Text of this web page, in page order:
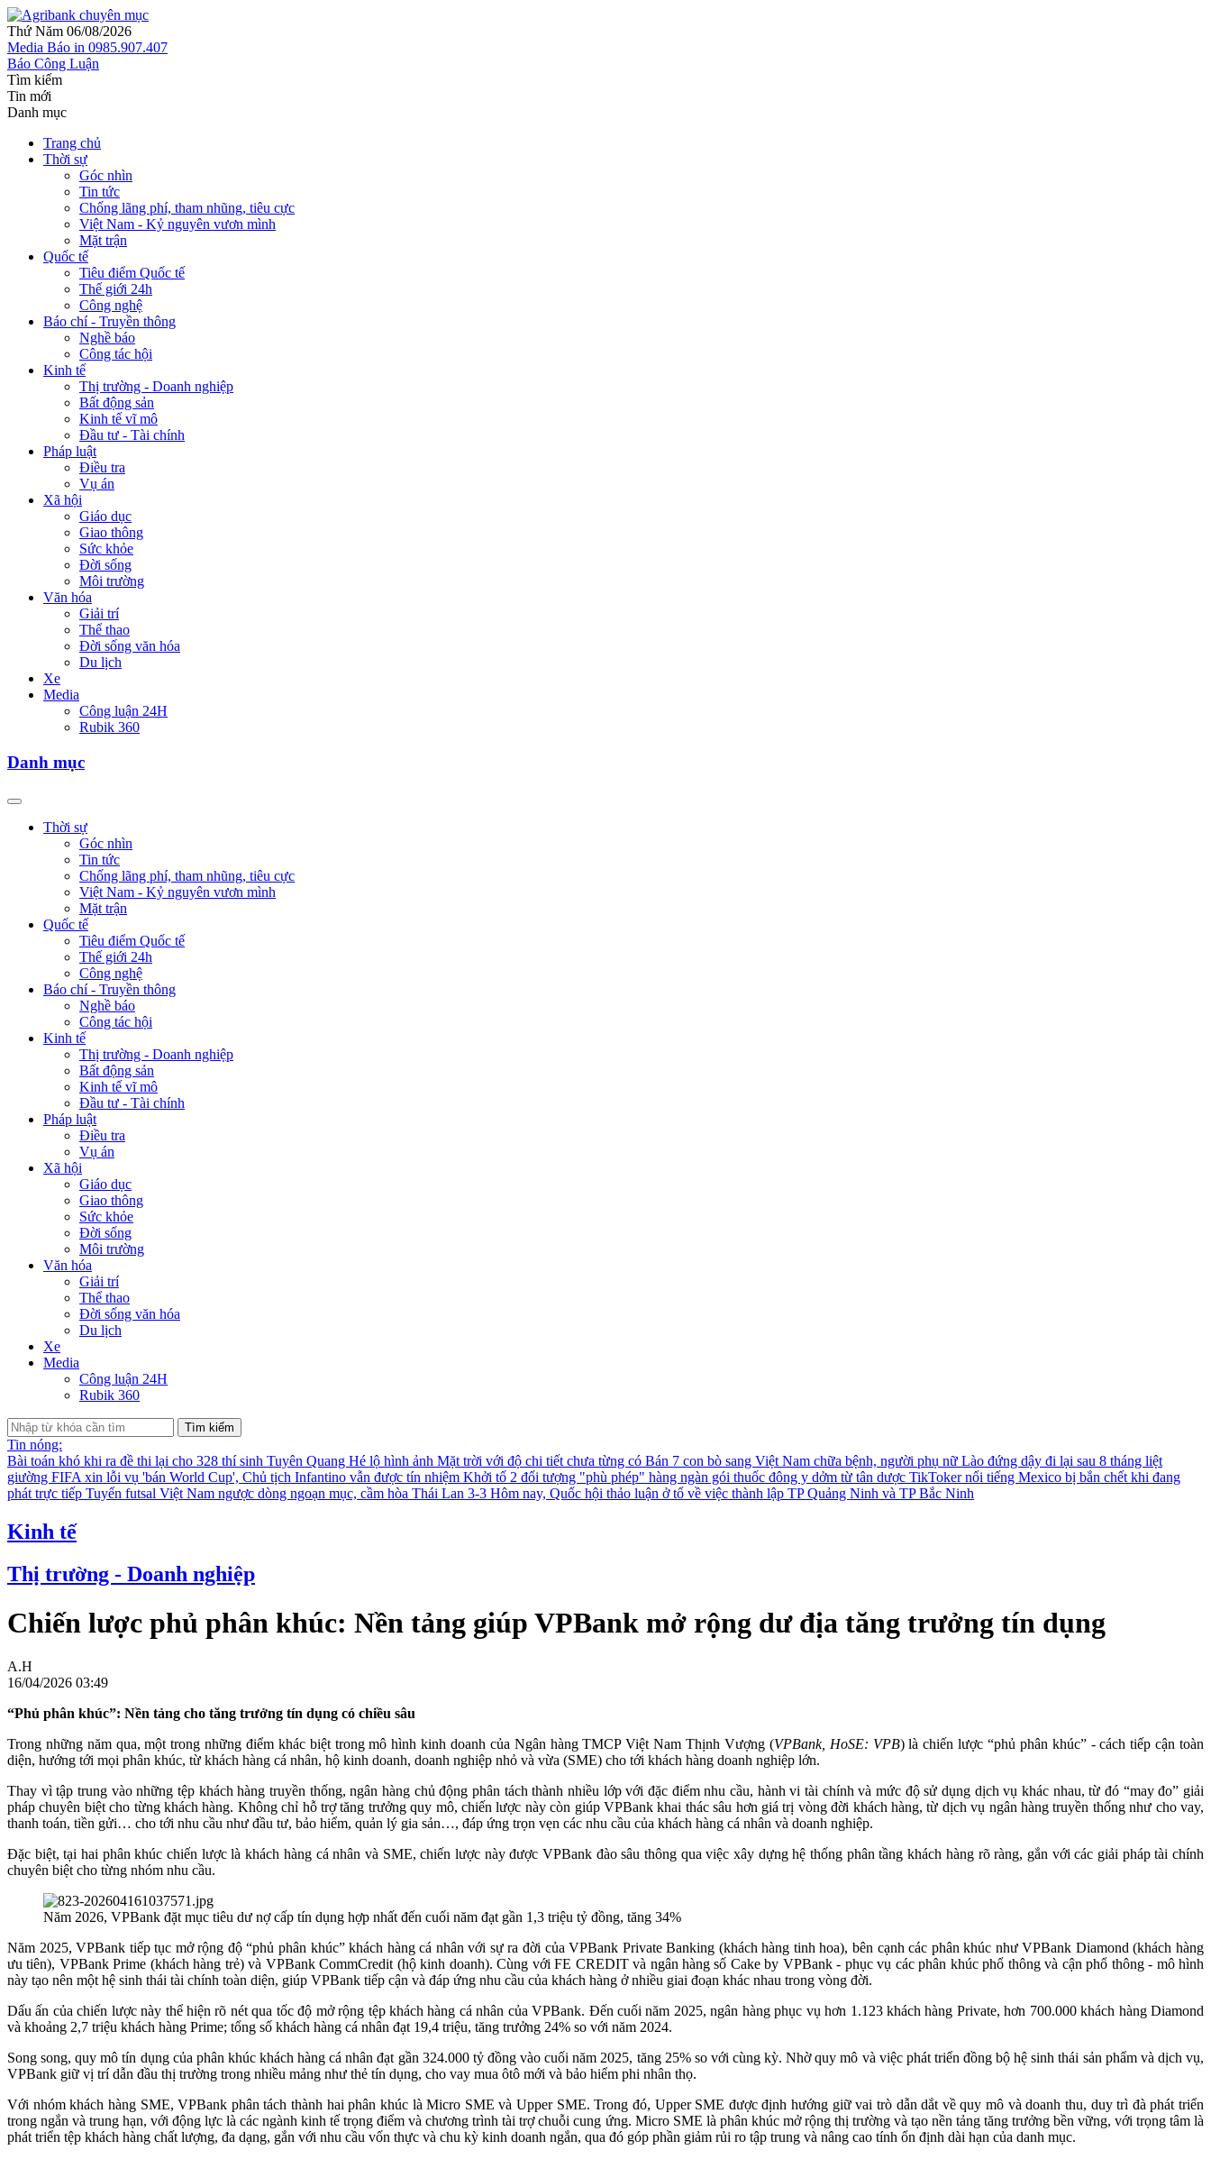
Thứ Năm 06/08/2026
Media Báo in 0985.907.407
Báo Công Luận
Tìm kiếm
Tin mới
Danh mục
Trang chủ
Thời sự
Góc nhìn
Tin tức
Chống lãng phí, tham nhũng, tiêu cực
Việt Nam - Kỷ nguyên vươn mình
Mặt trận
Quốc tế
Tiêu điểm Quốc tế
Thế giới 24h
Công nghệ
Báo chí - Truyền thông
Nghề báo
Công tác hội
Kinh tế
Thị trường - Doanh nghiệp
Bất động sản
Kinh tế vĩ mô
Đầu tư - Tài chính
Pháp luật
Điều tra
Vụ án
Xã hội
Giáo dục
Giao thông
Sức khỏe
Đời sống
Môi trường
Văn hóa
Giải trí
Thể thao
Đời sống văn hóa
Du lịch
Xe
Media
Công luận 24H
Rubik 360
Danh mục
Thời sự
Góc nhìn
Tin tức
Chống lãng phí, tham nhũng, tiêu cực
Việt Nam - Kỷ nguyên vươn mình
Mặt trận
Quốc tế
Tiêu điểm Quốc tế
Thế giới 24h
Công nghệ
Báo chí - Truyền thông
Nghề báo
Công tác hội
Kinh tế
Thị trường - Doanh nghiệp
Bất động sản
Kinh tế vĩ mô
Đầu tư - Tài chính
Pháp luật
Điều tra
Vụ án
Xã hội
Giáo dục
Giao thông
Sức khỏe
Đời sống
Môi trường
Văn hóa
Giải trí
Thể thao
Đời sống văn hóa
Du lịch
Xe
Media
Công luận 24H
Rubik 360
Tìm kiếm
Tin nóng:
Bài toán khó khi ra đề thi lại cho 328 thí sinh Tuyên Quang Hé lộ hình ảnh Mặt trời với độ chi tiết chưa từng có Bán 7 con bò sang Việt Nam chữa bệnh, người phụ nữ Lào đứng dậy đi lại sau 8 tháng liệt
giường FIFA xin lỗi vụ 'bán World Cup', Chủ tịch Infantino vẫn được tín nhiệm Khởi tố 2 đối tượng "phù phép" hàng ngàn gói thuốc đông y dởm từ tân dược TikToker nổi tiếng Mexico bị bắn chết khi đang
phát trực tiếp Tuyển futsal Việt Nam ngược dòng ngoạn mục, cầm hòa Thái Lan 3-3 Hôm nay, Quốc hội thảo luận ở tổ về việc thành lập TP Quảng Ninh và TP Bắc Ninh
Kinh tế
Thị trường - Doanh nghiệp
Chiến lược phủ phân khúc: Nền tảng giúp VPBank mở rộng dư địa tăng trưởng tín dụng
A.H
16/04/2026 03:49
“Phủ phân khúc”: Nền tảng cho tăng trưởng tín dụng có chiều sâu
Trong những năm qua, một trong những điểm khác biệt trong mô hình kinh doanh của Ngân hàng TMCP Việt Nam Thịnh Vượng (VPBank, HoSE: VPB) là chiến lược “phủ phân khúc” - cách tiếp cận toàn
diện, hướng tới mọi phân khúc, từ khách hàng cá nhân, hộ kinh doanh, doanh nghiệp nhỏ và vừa (SME) cho tới khách hàng doanh nghiệp lớn.
Thay vì tập trung vào những tệp khách hàng truyền thống, ngân hàng chủ động phân tách thành nhiều lớp với đặc điểm nhu cầu, hành vi tài chính và mức độ sử dụng dịch vụ khác nhau, từ đó “may đo” giải
pháp chuyên biệt cho từng khách hàng. Không chỉ hỗ trợ tăng trưởng quy mô, chiến lược này còn giúp VPBank khai thác sâu hơn giá trị vòng đời khách hàng, từ dịch vụ ngân hàng truyền thống như cho vay,
thanh toán, tiền gửi… cho tới nhu cầu như đầu tư, bảo hiểm, quản lý gia sản…, đáp ứng trọn vẹn các nhu cầu của khách hàng cá nhân và doanh nghiệp.
Đặc biệt, tại hai phân khúc chiến lược là khách hàng cá nhân và SME, chiến lược này được VPBank đào sâu thông qua việc xây dựng hệ thống phân tầng khách hàng rõ ràng, gắn với các giải pháp tài chính
chuyên biệt cho từng nhóm nhu cầu.
Năm 2026, VPBank đặt mục tiêu dư nợ cấp tín dụng hợp nhất đến cuối năm đạt gần 1,3 triệu tỷ đồng, tăng 34%
Năm 2025, VPBank tiếp tục mở rộng độ “phủ phân khúc” khách hàng cá nhân với sự ra đời của VPBank Private Banking (khách hàng tinh hoa), bên cạnh các phân khúc như VPBank Diamond (khách hàng
ưu tiên), VPBank Prime (khách hàng trẻ) và VPBank CommCredit (hộ kinh doanh). Cùng với FE CREDIT và ngân hàng số Cake by VPBank - phục vụ các phân khúc phổ thông và cận phổ thông - mô hình
này tạo nên một hệ sinh thái tài chính toàn diện, giúp VPBank tiếp cận và đáp ứng nhu cầu của khách hàng ở nhiều giai đoạn khác nhau trong vòng đời.
Dấu ấn của chiến lược này thể hiện rõ nét qua tốc độ mở rộng tệp khách hàng cá nhân của VPBank. Đến cuối năm 2025, ngân hàng phục vụ hơn 1.123 khách hàng Private, hơn 700.000 khách hàng Diamond
và khoảng 2,7 triệu khách hàng Prime; tổng số khách hàng cá nhân đạt 19,4 triệu, tăng trưởng 24% so với năm 2024.
Song song, quy mô tín dụng của phân khúc khách hàng cá nhân đạt gần 324.000 tỷ đồng vào cuối năm 2025, tăng 25% so với cùng kỳ. Nhờ quy mô và việc phát triển đồng bộ hệ sinh thái sản phẩm và dịch vụ,
VPBank giữ vị trí dẫn đầu thị trường trong nhiều mảng như thẻ tín dụng, cho vay mua ôtô mới và bảo hiểm phi nhân thọ.
Với nhóm khách hàng SME, VPBank phân tách thành hai phân khúc là Micro SME và Upper SME. Trong đó, Upper SME được định hướng giữ vai trò dẫn dắt về quy mô và doanh thu, duy trì đà phát triển
trong ngắn và trung hạn, với động lực là các ngành kinh tế trọng điểm và chương trình tài trợ chuỗi cung ứng. Micro SME là phân khúc mở rộng thị trường và tạo nền tảng tăng trưởng bền vững, với trọng tâm là
phát triển tệp khách hàng chất lượng, đa dạng, gắn với nhu cầu vốn thực và chu kỳ kinh doanh ngắn, qua đó góp phần giảm rủi ro tập trung và nâng cao tính ổn định dài hạn của danh mục.